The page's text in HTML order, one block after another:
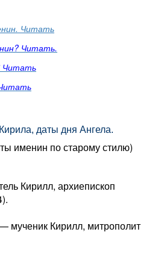
Читать
Читать.
Читать
даты дня Ангела.
именин по старому стилю)
Кирилл, архиепископ
мученик Кирилл, митрополит